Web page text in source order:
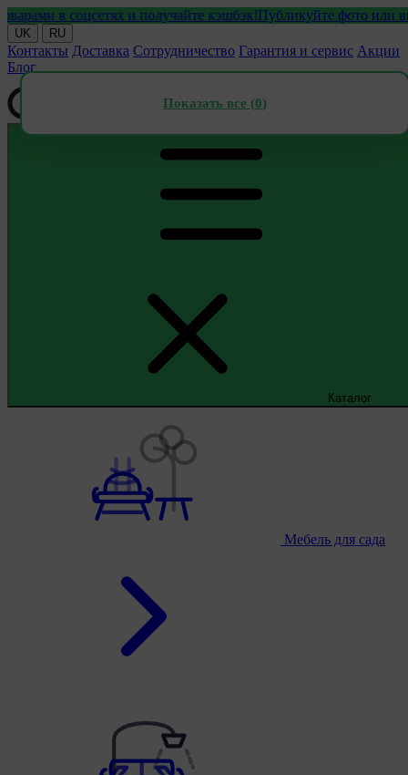
в соцсетях и получайте кэшбэк!Публикуйте фото или видео
UK RU
Контакты Доставка Сотрудничество Гарантия и сервис Акции
Блог
Каталог
Мебель для сада
Показать все (0)